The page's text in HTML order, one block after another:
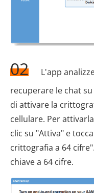
02
L'app
recuperare le chat
di attivare la
cellulare. Per
clic su "Attiva" e
crittografia a 64
chiave a 64 cifre.